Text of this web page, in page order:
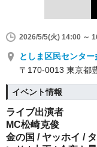
2026/5/5(火) 14:00 ～
としま区民センタ
〒170-0013 東京都
イベント情報
ライブ出演者
MC松崎克俊
金の国 / ヤッホイ /